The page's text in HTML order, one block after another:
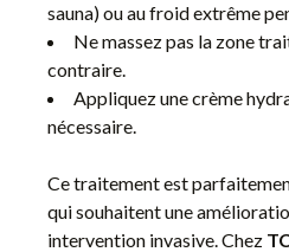
sauna) ou au froid extrême
Ne massez pas la zone
contraire.
Appliquez une crème
nécessaire.
Ce traitement est
qui souhaitent une
intervention invasive. Chez